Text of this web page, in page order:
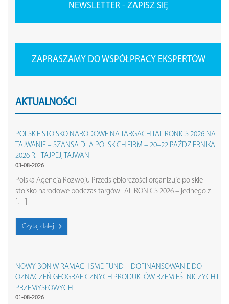
NEWSLETTER - ZAPISZ SIĘ
ZAPRASZAMY DO WSPÓŁPRACY EKSPERTÓW
AKTUALNOŚCI
POLSKIE STOISKO NARODOWE NA TARGACH TAITRONICS 2026 NA
TAJWANIE – SZANSA DLA POLSKICH FIRM – 20–22 PAŹDZIERNIKA
2026 R. | TAJPEJ, TAJWAN
03-08-2026
Polska Agencja Rozwoju Przedsiębiorczości organizuje polskie
stoisko narodowe podczas targów TAITRONICS 2026 – jednego z
[…]
Czytaj dalej
NOWY BON W RAMACH SME FUND – DOFINANSOWANIE DO
OZNACZEŃ GEOGRAFICZNYCH PRODUKTÓW RZEMIEŚLNICZYCH I
PRZEMYSŁOWYCH
01-08-2026